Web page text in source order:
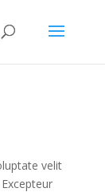
velit